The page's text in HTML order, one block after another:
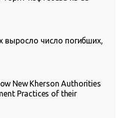
выросло число погибших,
New Kherson Authorities
Practices of their